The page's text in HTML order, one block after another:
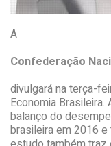
A
Confederação
divulgará na terça-
Economia
balanço do
brasileira em 2016